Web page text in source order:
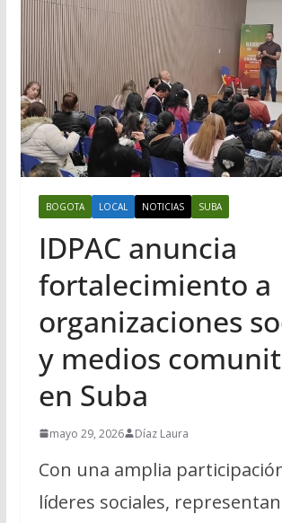
BOGOTA LOCAL NOTICIAS SUBA
IDPAC anuncia
fortalecimiento a
organizaciones
y medios
en Suba
mayo 29, 2026 Díaz Laura
Con una amplia
líderes sociales,